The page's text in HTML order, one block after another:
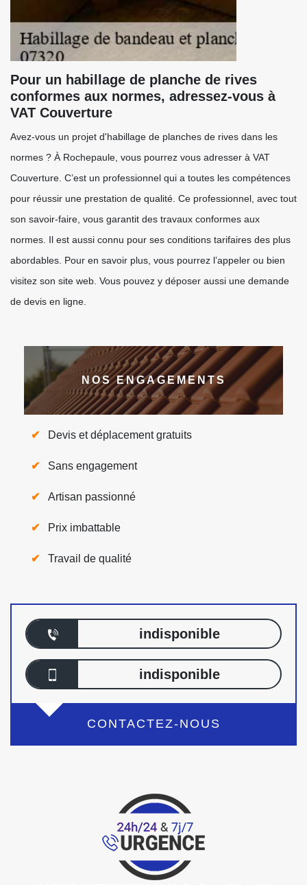
Pour un habillage de planche de rives
conformes aux normes, adressez-vous à
VAT Couverture
Avez-vous un projet d'habillage de planches de rives dans les
normes ? À Rochepaule, vous pourrez vous adresser à VAT
Couverture. C’est un professionnel qui a toutes les compétences
pour réussir une prestation de qualité. Ce professionnel, avec tout
son savoir-faire, vous garantit des travaux conformes aux
normes. Il est aussi connu pour ses conditions tarifaires des plus
abordables. Pour en savoir plus, vous pourrez l’appeler ou bien
visitez son site web. Vous pouvez y déposer aussi une demande
de devis en ligne.
NOS ENGAGEMENTS
Devis et déplacement gratuits
Sans engagement
Artisan passionné
Prix imbattable
Travail de qualité
indisponible
indisponible
CONTACTEZ-NOUS